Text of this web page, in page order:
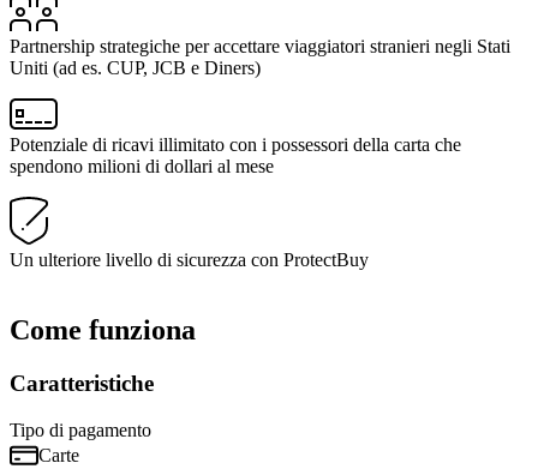
Partnership strategiche per accettare viaggiatori stranieri negli Stati
Uniti (ad es. CUP, JCB e Diners)
Potenziale di ricavi illimitato con i possessori della carta che
spendono milioni di dollari al mese
Un ulteriore livello di sicurezza con ProtectBuy
Come funziona
Caratteristiche
Tipo di pagamento
Carte